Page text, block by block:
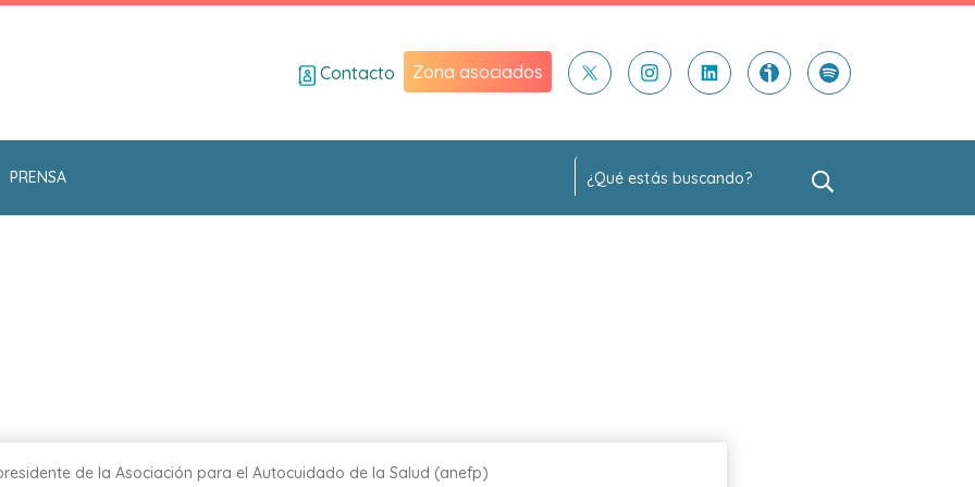
Contacto Zona asociados
PRENSA
de la Asociación para el Autocuidado de la Salud (anefp)